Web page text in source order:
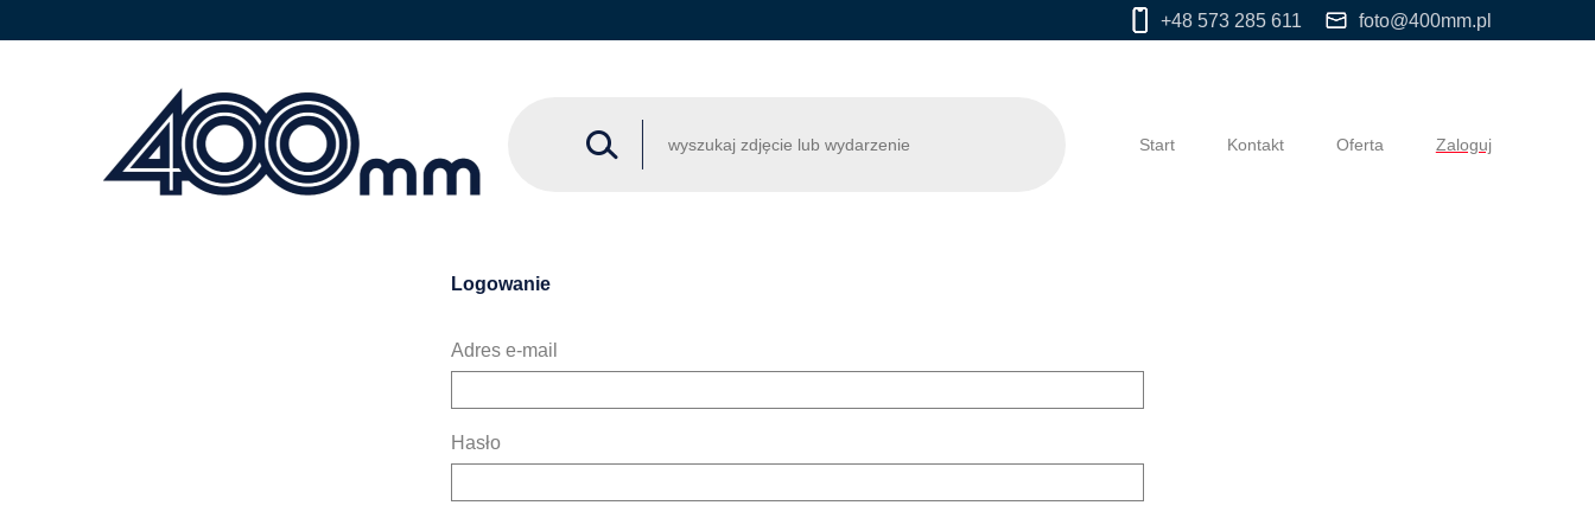
+48 573 285 611 foto@400mm.pl
Start Kontakt Oferta Zaloguj
Logowanie
Adres e-mail
Hasło